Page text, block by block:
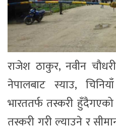
राजेश ठाकुर, नवीन
नेपालबाट स्याउ,
भारततर्फ तस्करी
तस्करी गरी ल्याउने र